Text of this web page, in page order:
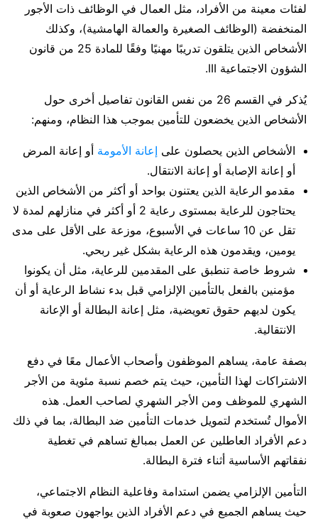
لفئات معينة من الأفراد، مثل العمال في الوظائف ذات الأجور
المنخفضة (الوظائف الصغيرة والعمالة الهامشية)، وكذلك
الأشخاص الذين يتلقون تدريبًا مهنيًا وفقًا للمادة 25 من قانون
الشؤون الاجتماعية III.
يُذكر في القسم 26 من نفس القانون تفاصيل أخرى حول
الأشخاص الذين يخضعون للتأمين بموجب هذا النظام، ومنهم:
الأشخاص الذين يحصلون على إعانة الأمومة أو إعانة المرض
أو إعانة الإصابة أو إعانة الانتقال.
مقدمو الرعاية الذين يعتنون بواحد أو أكثر من الأشخاص الذين
يحتاجون للرعاية بمستوى رعاية 2 أو أكثر في منازلهم لمدة لا
تقل عن 10 ساعات في الأسبوع، موزعة على الأقل على مدى
يومين، ويقدمون هذه الرعاية بشكل غير ربحي.
شروط خاصة تنطبق على المقدمين للرعاية، مثل أن يكونوا
مؤمنين بالفعل بالتأمين الإلزامي قبل بدء نشاط الرعاية أو أن
يكون لديهم حقوق تعويضية، مثل إعانة البطالة أو الإعانة
الانتقالية.
بصفة عامة، يساهم الموظفون وأصحاب الأعمال معًا في دفع
الاشتراكات لهذا التأمين، حيث يتم خصم نسبة مئوية من الأجر
الشهري للموظف ومن الأجر الشهري لصاحب العمل. هذه
الأموال تُستخدم لتمويل خدمات التأمين ضد البطالة، بما في ذلك
دعم الأفراد العاطلين عن العمل بمبالغ تساهم في تغطية
نفقاتهم الأساسية أثناء فترة البطالة.
التأمين الإلزامي يضمن استدامة وفاعلية النظام الاجتماعي،
حيث يساهم الجميع في دعم الأفراد الذين يواجهون صعوبة في